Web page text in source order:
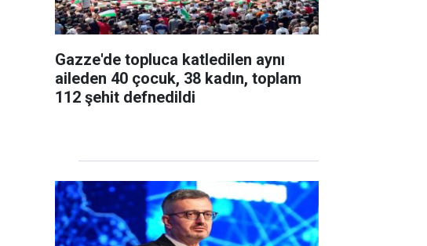
Gazze'de topluca katledilen aynı
aileden 40 çocuk, 38 kadın, toplam
112 şehit defnedildi